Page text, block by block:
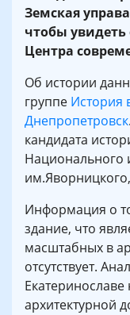
Земская
чтобы увидеть
Центра
Об истории
группе История
Днепропетровск
кандидата
Национального
Информация о
здание, что
масштабных в
отсутствует.
архитектурной